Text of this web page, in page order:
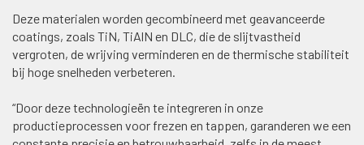
Deze materialen worden gecombineerd met geavanceerde
coatings, zoals TiN, TiAlN en DLC, die de slijtvastheid
vergroten, de wrijving verminderen en de thermische stabiliteit
bij hoge snelheden verbeteren.
“Door deze technologieën te integreren in onze
productieprocessen voor frezen en tappen, garanderen we een